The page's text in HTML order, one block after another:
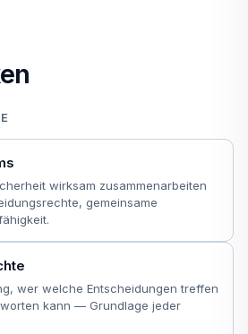
wirksam zusammenarbeiten
gemeinsame
wer welche Entscheidungen treffen
kann — Grundlage jeder